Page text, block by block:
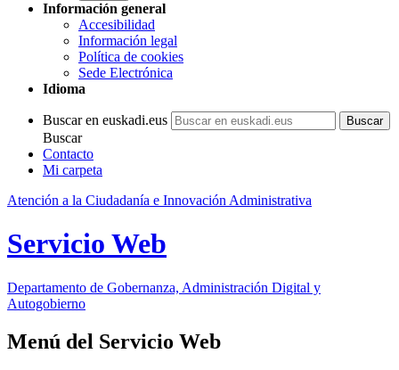
Información general
Accesibilidad
Información legal
Política de cookies
Sede Electrónica
Idioma
Buscar en euskadi.eus
Buscar
Contacto
Mi carpeta
Atención a la Ciudadanía e Innovación Administrativa
Servicio Web
Departamento de Gobernanza, Administración Digital y
Autogobierno
Menú del Servicio Web